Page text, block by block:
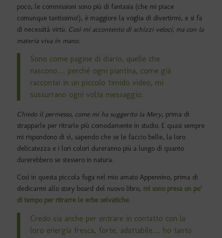
poco, le commissioni sono più di fantasia (che mi piace
comunque tantissimo!), è maggiore la voglia di divertirmi, e si fa
di necessità virtù. Così mi accontento di schizzi veloci, ma con la
materia viva in mano.
Sono come pagine di diario, quelle che
nascono… perché ogni piantina, come già
raccontai in un piccolo timido video, mi
sussurrano ogni volta messaggio.
Chiedo il permesso, come mi ha suggerito la Mery, prima di
strapparle per ritrarle più comodamente in studio. E quasi sempre
mi rispondono di sì, sapendo che se le faccio belle, la loro
delicatezza e i lori colori dureranno più a lungo di quanto
durerebbero se stessero in natura.
Così in questa piccola fuga nel mio amato Appennino, prima di
dedicarmi allo story board del nuovo libro, mi sono presa un po’
di tempo per ritrarre le erbe selvatiche.
Credo sia anche per entrare in contatto con la
loro energia fresca, forte, adattabile… ho tanto